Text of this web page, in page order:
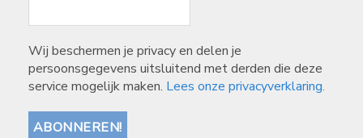
Wij beschermen je privacy en delen je
persoonsgegevens uitsluitend met derden die deze
service mogelijk maken. Lees onze privacyverklaring.